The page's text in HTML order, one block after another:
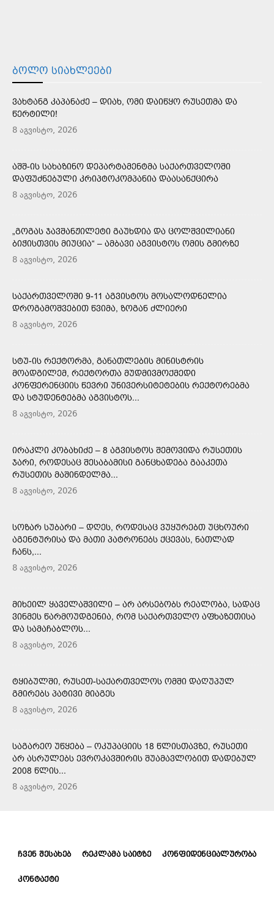
ᲑᲝᲚᲝ ᲡᲘᲐᲮᲚᲔᲔᲑᲘ
ᲕᲐᲮᲢᲐᲜᲒ ᲙᲐᲞᲐᲜᲐᲫᲔ – ᲓᲘᲐᲮ, ᲝᲛᲘ ᲓᲐᲘᲬᲧᲝ ᲠᲣᲡᲔᲗᲛᲐ ᲓᲐ
ᲬᲔᲠᲢᲘᲚᲘ!
8 აგვისტო, 2026
ᲐᲨᲨ-ᲘᲡ ᲡᲐᲮᲐᲖᲘᲜᲝ ᲓᲔᲞᲐᲠᲢᲐᲛᲔᲜᲢᲛᲐ ᲡᲐᲥᲐᲠᲗᲕᲔᲚᲝᲨᲘ
ᲓᲐᲤᲣᲫᲜᲔᲑᲣᲚᲘ ᲙᲠᲘᲞᲢᲝᲙᲝᲛᲞᲐᲜᲘᲐ ᲓᲐᲐᲡᲐᲜᲥᲪᲘᲠᲐ
8 აგვისტო, 2026
„ᲒᲝᲒᲐᲡ ᲯᲐᲕᲨᲐᲜᲟᲘᲚᲔᲢᲘ ᲒᲐᲣᲮᲓᲘᲐ ᲓᲐ ᲪᲝᲚᲨᲕᲘᲚᲘᲐᲜᲘ
ᲑᲘᲭᲘᲡᲗᲕᲘᲡ ᲛᲘᲣᲪᲘᲐ“ – ᲐᲛᲑᲐᲕᲘ ᲐᲒᲕᲘᲡᲢᲝᲡ ᲝᲛᲘᲡ ᲒᲛᲘᲠᲖᲔ
8 აგვისტო, 2026
ᲡᲐᲥᲐᲠᲗᲕᲔᲚᲝᲨᲘ 9-11 ᲐᲒᲕᲘᲡᲢᲝᲡ ᲛᲝᲡᲐᲚᲝᲓᲜᲔᲚᲘᲐ
ᲓᲠᲝᲒᲐᲛᲝᲨᲕᲔᲑᲘᲗ ᲬᲕᲘᲛᲐ, ᲖᲝᲒᲐᲜ ᲫᲚᲘᲔᲠᲘ
8 აგვისტო, 2026
ᲡᲢᲣ-ᲘᲡ ᲠᲔᲥᲢᲝᲠᲛᲐ, ᲒᲐᲜᲐᲗᲚᲔᲑᲘᲡ ᲛᲘᲜᲘᲡᲢᲠᲘᲡ
ᲛᲝᲐᲓᲒᲘᲚᲔᲛ, ᲠᲔᲥᲢᲝᲠᲗᲐ ᲛᲣᲓᲛᲘᲕᲛᲝᲥᲛᲔᲓᲘ
ᲙᲝᲜᲤᲔᲠᲔᲜᲪᲘᲘᲡ ᲬᲔᲕᲠᲘ ᲣᲜᲘᲕᲔᲠᲡᲘᲢᲔᲢᲔᲑᲘᲡ ᲠᲔᲥᲢᲝᲠᲔᲑᲛᲐ
ᲓᲐ ᲡᲢᲣᲓᲔᲜᲢᲔᲑᲛᲐ ᲐᲒᲕᲘᲡᲢᲝᲡ...
8 აგვისტო, 2026
ᲘᲠᲐᲙᲚᲘ ᲙᲝᲑᲐᲮᲘᲫᲔ – 8 ᲐᲒᲕᲘᲡᲢᲝᲡ ᲨᲔᲛᲝᲕᲘᲓᲐ ᲠᲣᲡᲔᲗᲘᲡ
ᲯᲐᲠᲘ, ᲠᲝᲓᲔᲡᲐᲪ ᲨᲔᲡᲐᲑᲐᲛᲘᲡᲘ ᲒᲐᲜᲪᲮᲐᲓᲔᲑᲐ ᲒᲐᲐᲙᲔᲗᲐ
ᲠᲣᲡᲔᲗᲘᲡ ᲛᲐᲨᲘᲜᲓᲔᲚᲛᲐ...
8 აგვისტო, 2026
ᲡᲝᲖᲐᲠ ᲡᲣᲑᲐᲠᲘ – ᲓᲦᲔᲡ, ᲠᲝᲓᲔᲡᲐᲪ ᲕᲣᲧᲣᲠᲔᲑᲗ ᲣᲪᲮᲝᲣᲠᲘ
ᲐᲒᲔᲜᲢᲣᲠᲘᲡᲐ ᲓᲐ ᲛᲐᲗᲘ ᲞᲐᲢᲠᲝᲜᲔᲑᲡ ᲥᲪᲔᲕᲐᲡ, ᲜᲐᲗᲚᲐᲓ
ᲩᲐᲜᲡ,...
8 აგვისტო, 2026
ᲛᲘᲮᲔᲘᲚ ᲧᲐᲕᲔᲚᲐᲨᲕᲘᲚᲘ – ᲐᲠ ᲐᲠᲡᲔᲑᲝᲑᲡ ᲠᲔᲐᲚᲝᲑᲐ, ᲡᲐᲓᲐᲪ
ᲕᲘᲜᲛᲔᲡ ᲬᲐᲠᲛᲝᲣᲓᲒᲔᲜᲘᲐ, ᲠᲝᲛ ᲡᲐᲥᲐᲠᲗᲕᲔᲚᲝ ᲐᲤᲮᲐᲖᲔᲗᲘᲡᲐ
ᲓᲐ ᲡᲐᲛᲐᲩᲐᲑᲚᲝᲡ...
8 აგვისტო, 2026
ᲢᲧᲘᲑᲣᲚᲨᲘ, ᲠᲣᲡᲔᲗ-ᲡᲐᲥᲐᲠᲗᲕᲔᲚᲝᲡ ᲝᲛᲨᲘ ᲓᲐᲦᲣᲞᲣᲚ
ᲒᲛᲘᲠᲔᲑᲡ ᲞᲐᲢᲘᲕᲘ ᲛᲘᲐᲒᲔᲡ
8 აგვისტო, 2026
ᲡᲐᲒᲐᲠᲔᲝ ᲣᲬᲧᲔᲑᲐ – ᲝᲙᲣᲞᲐᲪᲘᲘᲡ 18 ᲬᲚᲘᲡᲗᲐᲕᲖᲔ, ᲠᲣᲡᲔᲗᲘ
ᲐᲠ ᲐᲡᲠᲣᲚᲔᲑᲡ ᲔᲕᲠᲝᲙᲐᲕᲨᲘᲠᲘᲡ ᲨᲣᲐᲛᲐᲕᲚᲝᲑᲘᲗ ᲓᲐᲓᲔᲑᲣᲚ
2008 ᲬᲚᲘᲡ...
8 აგვისტო, 2026
ᲩᲕᲔᲜ ᲨᲔᲡᲐᲮᲔᲑ ᲠᲔᲙᲚᲐᲛᲐ ᲡᲐᲘᲢᲖᲔ ᲙᲝᲜᲤᲘᲓᲔᲜᲪᲘᲐᲚᲣᲠᲝᲑᲐ
ᲙᲝᲜᲢᲐᲥᲢᲘ